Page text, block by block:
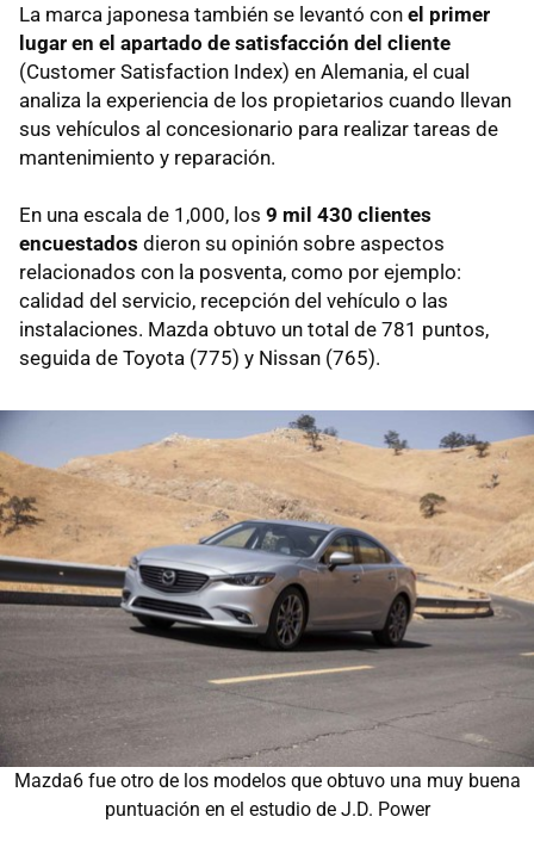
La marca japonesa también se levantó con el primer
lugar en el apartado de satisfacción del cliente
(Customer Satisfaction Index) en Alemania, el cual
analiza la experiencia de los propietarios cuando llevan
sus vehículos al concesionario para realizar tareas de
mantenimiento y reparación.
En una escala de 1,000, los 9 mil 430 clientes
encuestados dieron su opinión sobre aspectos
relacionados con la posventa, como por ejemplo:
calidad del servicio, recepción del vehículo o las
instalaciones. Mazda obtuvo un total de 781 puntos,
seguida de Toyota (775) y Nissan (765).
Mazda6 fue otro de los modelos que obtuvo una muy buena
puntuación en el estudio de J.D. Power